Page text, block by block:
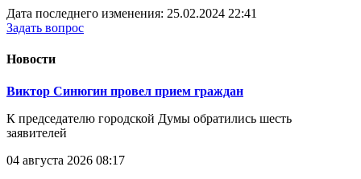
Дата последнего изменения: 25.02.2024 22:41
Задать вопрос
Новости
Виктор Синюгин провел прием граждан
К председателю городской Думы обратились шесть
заявителей
04 августа 2026 08:17